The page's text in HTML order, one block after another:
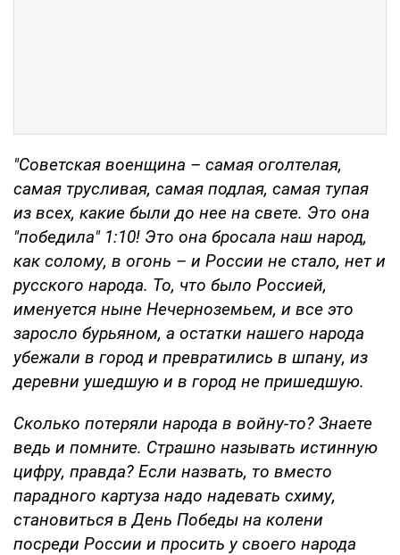
"Советская военщина – самая оголтелая,
самая трусливая, самая подлая, самая тупая
из всех, какие были до нее на свете. Это она
"победила" 1:10! Это она бросала наш народ,
как солому, в огонь – и России не стало, нет и
русского народа. То, что было Россией,
именуется ныне Нечерноземьем, и все это
заросло бурьяном, а остатки нашего народа
убежали в город и превратились в шпану, из
деревни ушедшую и в город не пришедшую.
Сколько потеряли народа в войну-то? Знаете
ведь и помните. Страшно называть истинную
цифру, правда? Если назвать, то вместо
парадного картуза надо надевать схиму,
становиться в День Победы на колени
посреди России и просить у своего народа